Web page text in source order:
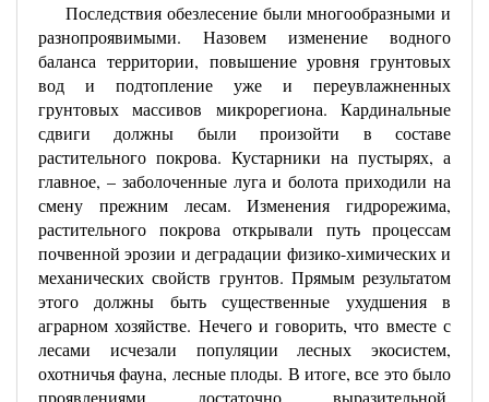
Последствия обезлесение были многообразными и
разнопроявимыми. Назовем изменение водного
баланса территории, повышение уровня грунтовых
вод и подтопление уже и переувлажненных
грунтовых массивов микрорегиона. Кардинальные
сдвиги должны были произойти в составе
растительного покрова. Кустарники на пустырях, а
главное, – заболоченные луга и болота приходили на
смену прежним лесам. Изменения гидрорежима,
растительного покрова открывали путь процессам
почвенной эрозии и деградации физико-химических и
механических свойств грунтов. Прямым результатом
этого должны быть существенные ухудшения в
аграрном хозяйстве. Нечего и говорить, что вместе с
лесами исчезали популяции лесных экосистем,
охотничья фауна, лесные плоды. В итоге, все это было